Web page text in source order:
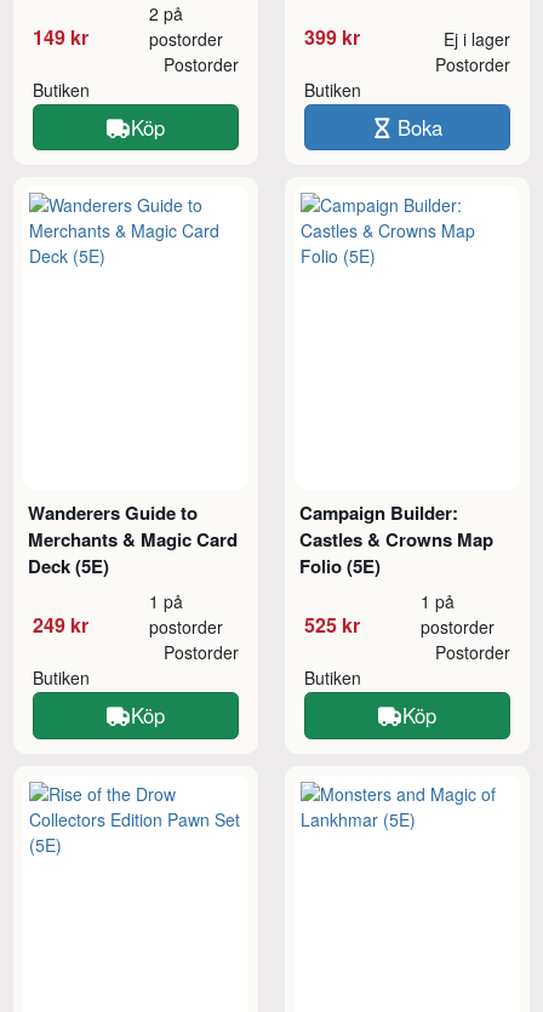
149 kr
2 på
postorder
Butiken
Postorder
Köp
399 kr Ej i lager
Butiken
Postorder
Boka
Wanderers Guide to
Merchants & Magic Card
Deck (5E)
249 kr
1 på
postorder
Butiken
Postorder
Köp
Campaign Builder:
Castles & Crowns Map
Folio (5E)
525 kr
1 på
postorder
Butiken
Postorder
Köp